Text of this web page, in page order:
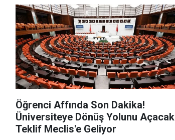
Öğrenci Affında Son Dakika!
Üniversiteye Dönüş Yolunu Açacak
Teklif Meclis'e Geliyor